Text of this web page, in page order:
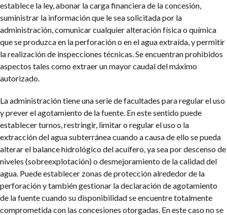
establece la ley, abonar la carga financiera de la concesión,
suministrar la información que le sea solicitada por la
administración, comunicar cualquier alteración física o química
que se produzca en la perforación o en el agua extraída, y permitir
la realización de inspecciones técnicas. Se encuentran prohibidos
aspectos tales como extraer un mayor caudal del máximo
autorizado.
La administración tiene una serie de facultades para regular el uso
y prever el agotamiento de la fuente. En este sentido puede
establecer turnos, restringir, limitar o regular el uso o la
extracción del agua subterránea cuando a causa de ello se pueda
alterar el balance hidrológico del acuífero, ya sea por descenso de
niveles (sobreexplotación) o desmejoramiento de la calidad del
agua. Puede establecer zonas de protección alrededor de la
perforación y también gestionar la declaración de agotamiento
de la fuente cuando su disponibilidad se encuentre totalmente
comprometida con las concesiones otorgadas. En este caso no se